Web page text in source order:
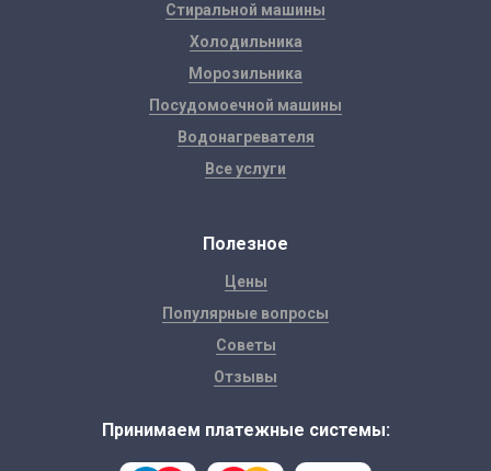
Стиральной машины
Холодильника
Морозильника
Посудомоечной машины
Водонагревателя
Все услуги
Полезное
Цены
Популярные вопросы
Советы
Отзывы
Принимаем платежные системы: